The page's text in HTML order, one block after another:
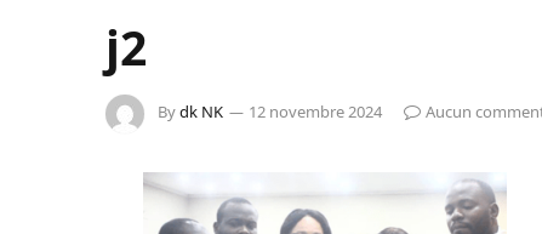
j2
Bydk NK 12 novembre 2024 Aucun